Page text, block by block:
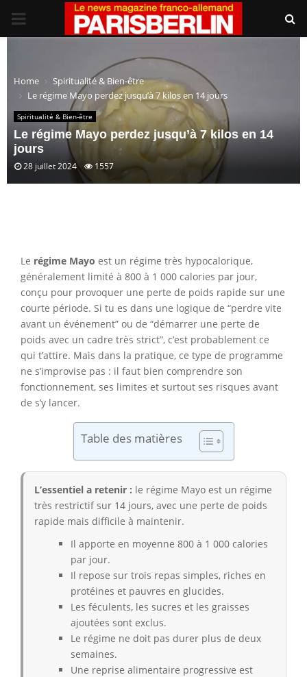
PRIMARY
Home
Spiritualité & Bien-être
Le régime Mayo perdez jusqu’à 7 kilos en 14 jours
Spiritualité & Bien-être
Le régime Mayo perdez jusqu’à 7 kilos en 14
jours
28 juillet 2024 1557
Le régime Mayo est un régime très hypocalorique,
généralement limité à 800 à 1 000 calories par jour,
conçu pour provoquer une perte de poids rapide sur une
courte période. Si tu es dans une logique de “perdre vite
avant un événement” ou de “démarrer une perte de
poids avec un cadre très strict”, c’est probablement ce
qui t’attire. Mais dans la pratique, ce type de programme
ne s’improvise pas : il faut bien comprendre son
fonctionnement, ses limites et surtout ses risques avant
de s’y lancer.
Table des matières
L’essentiel a retenir : le régime Mayo est un régime
très restrictif sur 14 jours, avec une perte de poids
rapide mais difficile à maintenir.
Il apporte en moyenne 800 à 1 000 calories
par jour.
Il repose sur trois repas simples, riches en
protéines et pauvres en glucides.
Les féculents, les sucres et les graisses
ajoutées sont exclus.
Le régime ne doit pas durer plus de deux
semaines.
Une reprise alimentaire progressive est